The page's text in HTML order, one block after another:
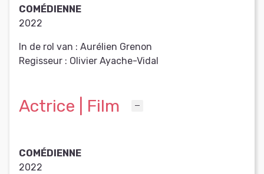
COMÉDIENNE
2022
In de rol van : Aurélien Grenon
Regisseur : Olivier Ayache-Vidal
Actrice | Film
COMÉDIENNE
2022